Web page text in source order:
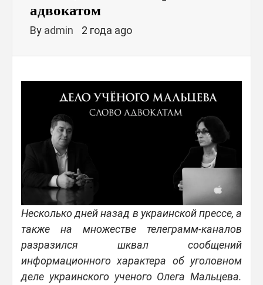
адвокатом
By admin 2 года ago
Несколько дней назад в украинской прессе, а
также на множестве телеграмм-каналов
разразился шквал сообщений
информационного характера об уголовном
деле украинского ученого Олега Мальцева.